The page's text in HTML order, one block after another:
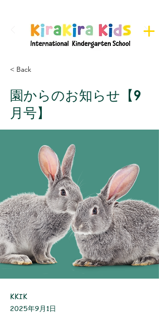
Register here for Camps
< Back
園からのお知らせ【9
月号】
KKIK
2025年9月1日